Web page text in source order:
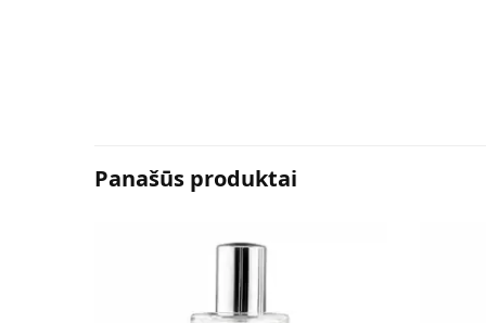
Panašūs produktai